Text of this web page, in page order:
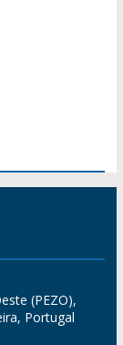
(PEZO),
Portugal